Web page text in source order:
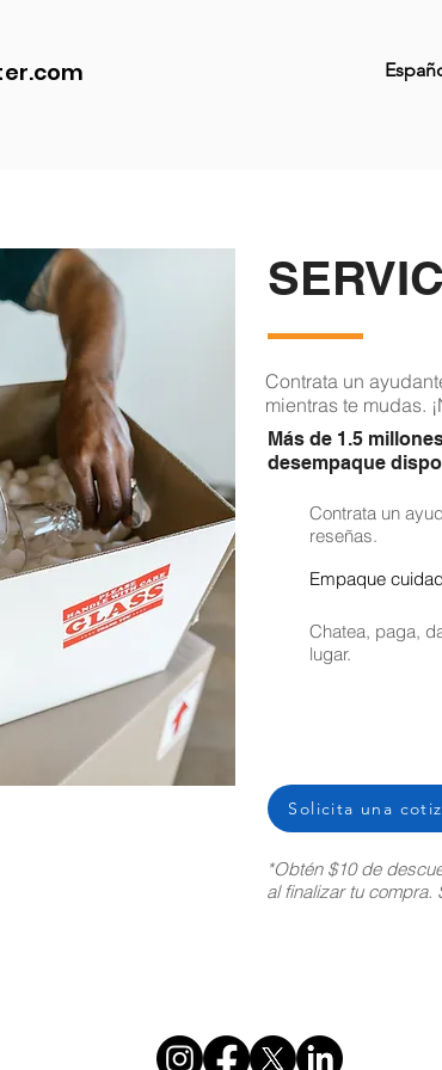
Contrata un
mientras te mudas.
Más de 1.5
desempaque
Contrata un
reseñas.
Empaque
Chatea, paga,
lugar.
Solicita una
*Obtén $10 de
al finalizar tu compra.